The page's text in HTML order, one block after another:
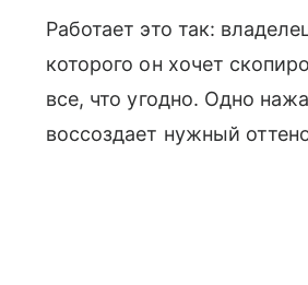
Работает это так:
которого он хочет
все, что угодно. Одно
воссоздает нужный